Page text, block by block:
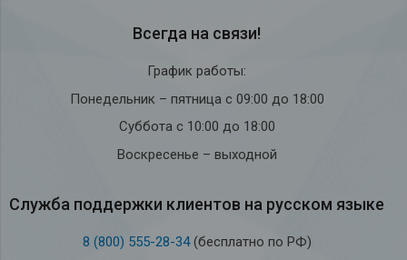
Всегда на связи!
График работы:
Понедельник – пятница с 09:00 до 18:00
Суббота с 10:00 до 18:00
Воскресенье – выходной
Служба под­держки кли­ен­тов на рус­ском языке
8 (800) 555-28-34(бесплатно по РФ)